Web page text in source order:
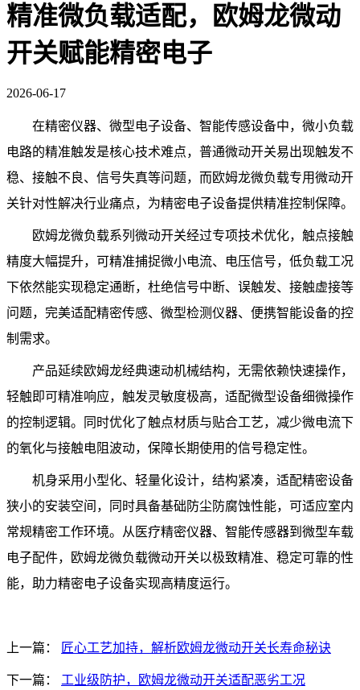
精准微负载适配，欧姆龙微动
开关赋能精密电子
2026-06-17
在精密仪器、微型电子设备、智能传感设备中，微小负载
电路的精准触发是核心技术难点，普通微动开关易出现触发不
稳、接触不良、信号失真等问题，而欧姆龙微负载专用微动开
关针对性解决行业痛点，为精密电子设备提供精准控制保障。
欧姆龙微负载系列微动开关经过专项技术优化，触点接触
精度大幅提升，可精准捕捉微小电流、电压信号，低负载工况
下依然能实现稳定通断，杜绝信号中断、误触发、接触虚接等
问题，完美适配精密传感、微型检测仪器、便携智能设备的控
制需求。
产品延续欧姆龙经典速动机械结构，无需依赖快速操作，
轻触即可精准响应，触发灵敏度极高，适配微型设备细微操作
的控制逻辑。同时优化了触点材质与贴合工艺，减少微电流下
的氧化与接触电阻波动，保障长期使用的信号稳定性。
机身采用小型化、轻量化设计，结构紧凑，适配精密设备
狭小的安装空间，同时具备基础防尘防腐蚀性能，可适应室内
常规精密工作环境。从医疗精密仪器、智能传感器到微型车载
电子配件，欧姆龙微负载微动开关以极致精准、稳定可靠的性
能，助力精密电子设备实现高精度运行。
上一篇： 匠心工艺加持，解析欧姆龙微动开关长寿命秘诀
下一篇： 工业级防护，欧姆龙微动开关适配恶劣工况